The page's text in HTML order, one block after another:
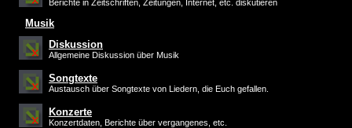
Berichte in Zeitschriften, Zeitungen, Internet, etc. diskutieren
Musik
Diskussion
Allgemeine Diskussion über Musik
Songtexte
Austausch über Songtexte von Liedern, die Euch gefallen.
Konzerte
Konzertdaten, Berichte über vergangenes, etc.